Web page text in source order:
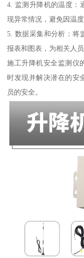
4. 监测升降机的温度：
现异常情况，避免因温
5. 数据采集和分析：将
报表和图表，为相关人
施工升降机安全监测仪
时发现并解决潜在的安
员的安全。